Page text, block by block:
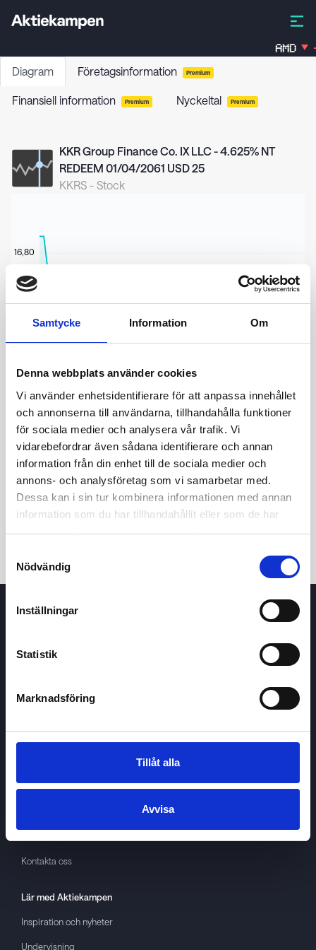
Samtycke Information Om
Denna webbplats använder cookies
Vi använder enhetsidentifierare för att anpassa innehållet
och annonserna till användarna, tillhandahålla funktioner
för sociala medier och analysera vår trafik. Vi
vidarebefordrar även sådana identifierare och annan
information från din enhet till de sociala medier och
annons- och analysföretag som vi samarbetar med.
Dessa kan i sin tur kombinera informationen med annan
information som du har tillhandahållit eller som de har
samlat in när du har använt deras tjänster.
Nödvändig
Inställningar
Statistik
Marknadsföring
Tillåt alla
Avvisa
AMD
Diagram Företagsinformation Premium
Finansiell information Premium Nyckeltal Premium
KKR Group Finance Co. IX LLC - 4.625% NT
REDEEM 01/04/2061 USD 25
KKRS - Stock
16,20
16,60
16,80
8 maj 2026 24 juni 2026
24t 7d 1m 3m 1å 5å
Köp / Sälj
About cookies
Kontakta oss
Lär med Aktiekampen
Inspiration och nyheter
Undervisning